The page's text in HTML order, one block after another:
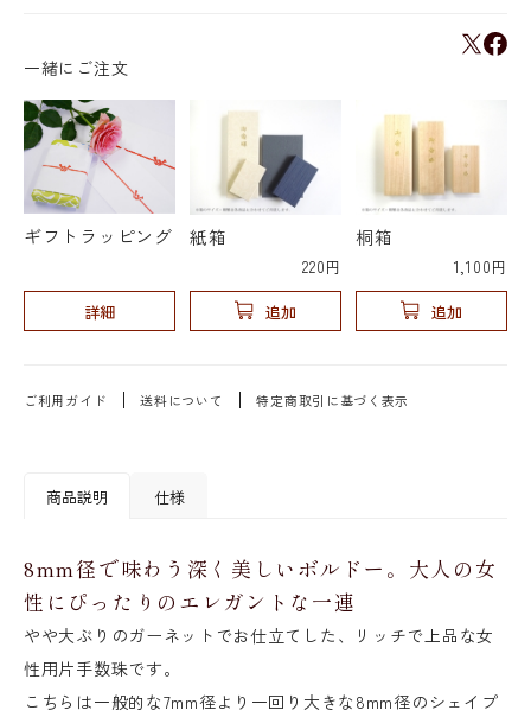
一緒にご注文
ギフトラッピング
詳細
紙箱
220円
追加
桐箱
1,100円
追加
ご利用ガイド 送料について 特定商取引に基づく表示
商品説明 仕様
8mm径で味わう深く美しいボルドー。大人の女
性にぴったりのエレガントな一連
やや大ぶりのガーネットでお仕立てした、リッチで上品な女
性用片手数珠です。
こちらは一般的な7mm径より一回り大きな8mm径のシェイプ